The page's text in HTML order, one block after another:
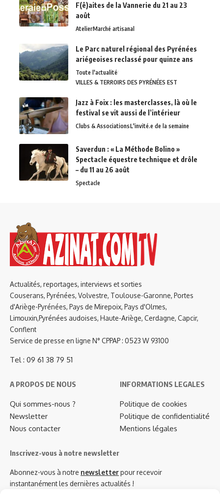
F(ê)aites de la Vannerie du 21 au 23
août
AtelierMarché artisanal
Le Parc naturel régional des Pyrénées
ariégeoises reclassé pour quinze ans
Toute l'actualité
VILLES & TERROIRS DES PYRÉNÉES EST
Jazz à Foix : les masterclasses, là où le
festival se vit aussi de l’intérieur
Clubs & AssociationsL'invité.e de la semaine
Saverdun : « La Méthode Bolino »
Spectacle équestre technique et drôle
– du 11 au 26 août
Spectacle
Actualités, reportages, interviews et sorties
Couserans, Pyrénées, Volvestre, Toulouse-Garonne, Portes
d'Ariège-Pyrénées, Pays de Mirepoix, Pays d'Olmes,
Limouxin,Pyrénées audoises, Haute-Ariège, Cerdagne, Capcir,
Conflent
Service de presse en ligne N° CPPAP : 0523 W 93100
Tel : 09 61 38 79 51
A PROPOS DE NOUS
Qui sommes-nous ?
Newsletter
Nous contacter
INFORMATIONS LEGALES
Politique de cookies
Politique de confidentialité
Mentions légales
Inscrivez-vous à notre newsletter
Abonnez-vous à notre newsletterpour recevoir
instantanément les dernières actualités !